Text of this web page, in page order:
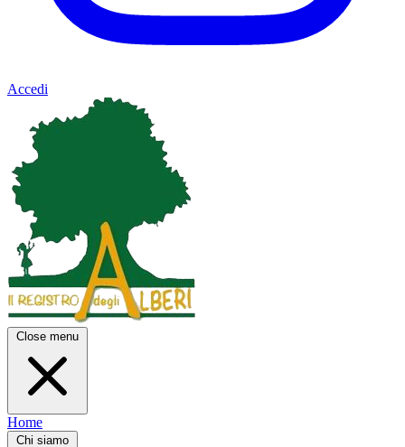
Accedi
Close menu
Home
Chi siamo